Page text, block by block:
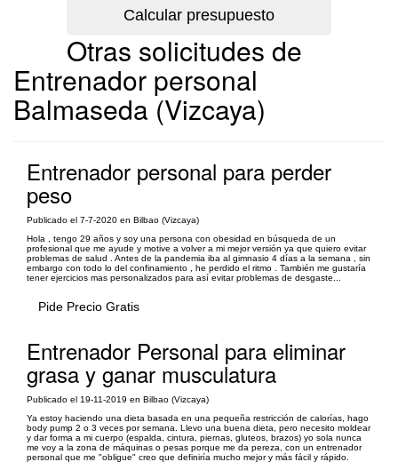
Otras solicitudes de
Entrenador personal
Balmaseda (Vizcaya)
Entrenador personal para perder
peso
Publicado el 7-7-2020 en Bilbao (Vizcaya)
Hola , tengo 29 años y soy una persona con obesidad en búsqueda de un
profesional que me ayude y motive a volver a mi mejor versión ya que quiero evitar
problemas de salud . Antes de la pandemia iba al gimnasio 4 días a la semana , sin
embargo con todo lo del confinamiento , he perdido el ritmo . También me gustaría
tener ejercicios mas personalizados para así evitar problemas de desgaste...
Pide Precio Gratis
Entrenador Personal para eliminar
grasa y ganar musculatura
Publicado el 19-11-2019 en Bilbao (Vizcaya)
Ya estoy haciendo una dieta basada en una pequeña restricción de calorías, hago
body pump 2 o 3 veces por semana. Llevo una buena dieta, pero necesito moldear
y dar forma a mi cuerpo (espalda, cintura, piernas, gluteos, brazos) yo sola nunca
me voy a la zona de máquinas o pesas porque me da pereza, con un entrenador
personal que me "obligue" creo que definiría mucho mejor y más fácil y rápido.